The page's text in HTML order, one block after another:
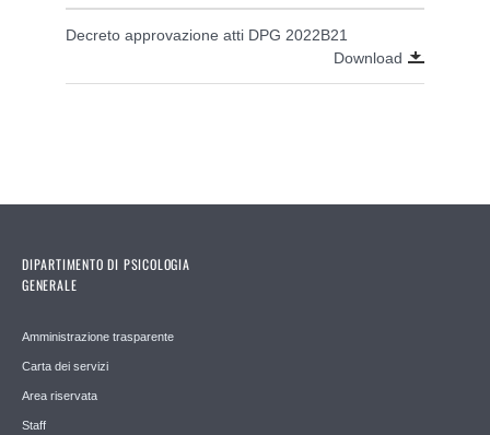
Decreto approvazione atti DPG 2022B21
Download
DIPARTIMENTO DI PSICOLOGIA
GENERALE
Amministrazione trasparente
Carta dei servizi
Area riservata
Staff